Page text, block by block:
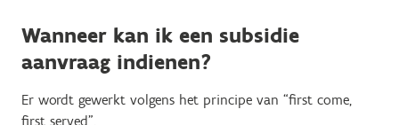
Wanneer kan ik een subsidie
aanvraag indienen?
Er wordt gewerkt volgens het principe van “first come,
first served”.